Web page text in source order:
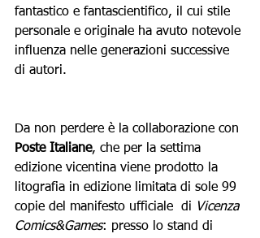
fantastico e fantascientifico, il cui stile
personale e originale ha avuto notevole
influenza nelle generazioni successive
di autori.
Da non perdere è la collaborazione con
Poste Italiane, che per la settima
edizione vicentina viene prodotto la
litografia in edizione limitata di sole 99
copie del manifesto ufficiale  di Vicenza
Comics&Games: presso lo stand di